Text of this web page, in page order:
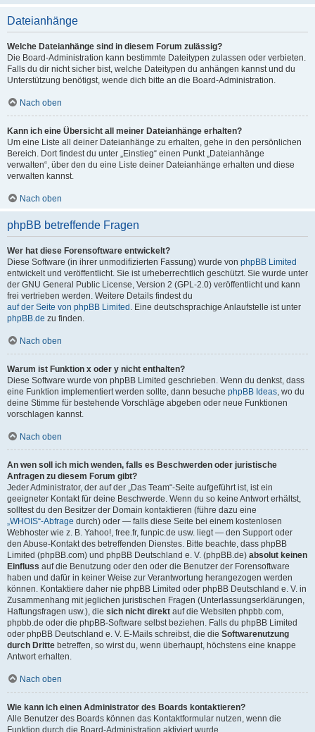
Dateianhänge
Welche Dateianhänge sind in diesem Forum zulässig?
Die Board-Administration kann bestimmte Dateitypen zulassen oder verbieten.
Falls du dir nicht sicher bist, welche Dateitypen du anhängen kannst und du
Unterstützung benötigst, wende dich bitte an die Board-Administration.
Nach oben
Kann ich eine Übersicht all meiner Dateianhänge erhalten?
Um eine Liste all deiner Dateianhänge zu erhalten, gehe in den persönlichen
Bereich. Dort findest du unter „Einstieg“ einen Punkt „Dateianhänge
verwalten“, über den du eine Liste deiner Dateianhänge erhalten und diese
verwalten kannst.
Nach oben
phpBB betreffende Fragen
Wer hat diese Forensoftware entwickelt?
Diese Software (in ihrer unmodifizierten Fassung) wurde von phpBB Limited
entwickelt und veröffentlicht. Sie ist urheberrechtlich geschützt. Sie wurde unter
der GNU General Public License, Version 2 (GPL-2.0) veröffentlicht und kann
frei vertrieben werden. Weitere Details findest du
auf der Seite von phpBB Limited . Eine deutschsprachige Anlaufstelle ist unter
phpBB.de zu finden.
Nach oben
Warum ist Funktion x oder y nicht enthalten?
Diese Software wurde von phpBB Limited geschrieben. Wenn du denkst, dass
eine Funktion implementiert werden sollte, dann besuche phpBB Ideas, wo du
deine Stimme für bestehende Vorschläge abgeben oder neue Funktionen
vorschlagen kannst.
Nach oben
An wen soll ich mich wenden, falls es Beschwerden oder juristische
Anfragen zu diesem Forum gibt?
Jeder Administrator, der auf der „Das Team“-Seite aufgeführt ist, ist ein
geeigneter Kontakt für deine Beschwerde. Wenn du so keine Antwort erhältst,
solltest du den Besitzer der Domain kontaktieren (führe dazu eine
„WHOIS“-Abfrage durch) oder — falls diese Seite bei einem kostenlosen
Webhoster wie z. B. Yahoo!, free.fr, funpic.de usw. liegt — den Support oder
den Abuse-Kontakt des betreffenden Dienstes. Bitte beachte, dass phpBB
Limited (phpBB.com) und phpBB Deutschland e. V. (phpBB.de) absolut keinen
Einfluss auf die Benutzung oder den oder die Benutzer der Forensoftware
haben und dafür in keiner Weise zur Verantwortung herangezogen werden
können. Kontaktiere daher nie phpBB Limited oder phpBB Deutschland e. V. in
Zusammenhang mit jeglichen juristischen Fragen (Unterlassungserklärungen,
Haftungsfragen usw.), die sich nicht direkt auf die Websiten phpbb.com,
phpbb.de oder die phpBB-Software selbst beziehen. Falls du phpBB Limited
oder phpBB Deutschland e. V. E-Mails schreibst, die die Softwarenutzung
durch Dritte betreffen, so wirst du, wenn überhaupt, höchstens eine knappe
Antwort erhalten.
Nach oben
Wie kann ich einen Administrator des Boards kontaktieren?
Alle Benutzer des Boards können das Kontaktformular nutzen, wenn die
Funktion durch die Board-Administration aktiviert wurde.